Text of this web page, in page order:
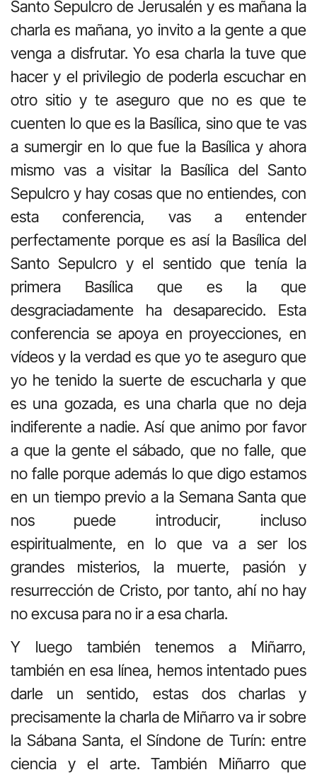
Santo Sepulcro de Jerusalén y es mañana la
charla es mañana, yo invito a la gente a que
venga a disfrutar. Yo esa charla la tuve que
hacer y el privilegio de poderla escuchar en
otro sitio y te aseguro que no es que te
cuenten lo que es la Basílica, sino que te vas
a sumergir en lo que fue la Basílica y ahora
mismo vas a visitar la Basílica del Santo
Sepulcro y hay cosas que no entiendes, con
esta conferencia, vas a entender
perfectamente porque es así la Basílica del
Santo Sepulcro y el sentido que tenía la
primera Basílica que es la que
desgraciadamente ha desaparecido. Esta
conferencia se apoya en proyecciones, en
vídeos y la verdad es que yo te aseguro que
yo he tenido la suerte de escucharla y que
es una gozada, es una charla que no deja
indiferente a nadie. Así que animo por favor
a que la gente el sábado, que no falle, que
no falle porque además lo que digo estamos
en un tiempo previo a la Semana Santa que
nos puede introducir, incluso
espiritualmente, en lo que va a ser los
grandes misterios, la muerte, pasión y
resurrección de Cristo, por tanto, ahí no hay
no excusa para no ir a esa charla.
Y luego también tenemos a Miñarro,
también en esa línea, hemos intentado pues
darle un sentido, estas dos charlas y
precisamente la charla de Miñarro va ir sobre
la Sábana Santa, el Síndone de Turín: entre
ciencia y el arte. También Miñarro que